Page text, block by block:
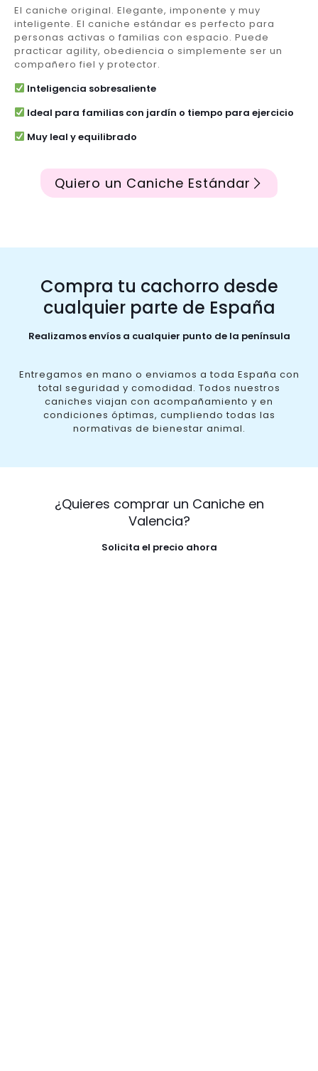
El caniche original. Elegante, imponente y muy
inteligente. El caniche estándar es perfecto para
personas activas o familias con espacio. Puede
practicar agility, obediencia o simplemente ser un
compañero fiel y protector.
Inteligencia sobresaliente
Ideal para familias con jardín o tiempo para ejercicio
Muy leal y equilibrado
Quiero un Caniche Estándar
Compra tu cachorro desde
cualquier parte de España
Realizamos envíos a cualquier punto de la península
Entregamos en mano o enviamos a toda España con
total seguridad y comodidad. Todos nuestros
caniches viajan con acompañamiento y en
condiciones óptimas, cumpliendo todas las
normativas de bienestar animal.
¿Quieres comprar un Caniche en
Valencia?
Solicita el precio ahora